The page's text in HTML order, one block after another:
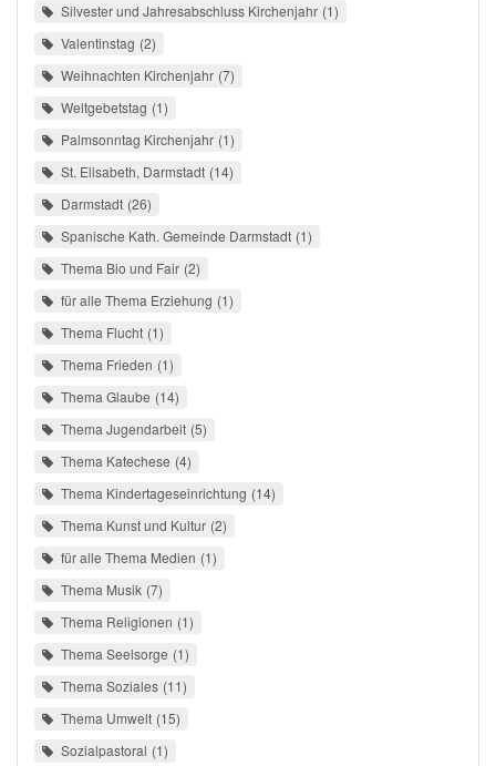
Silvester und Jahresabschluss Kirchenjahr 1
Valentinstag 2
Weihnachten Kirchenjahr 7
Weltgebetstag 1
Palmsonntag Kirchenjahr 1
St. Elisabeth, Darmstadt 14
Darmstadt 26
Spanische Kath. Gemeinde Darmstadt 1
Thema Bio und Fair 2
für alle Thema Erziehung 1
Thema Flucht 1
Thema Frieden 1
Thema Glaube 14
Thema Jugendarbeit 5
Thema Katechese 4
Thema Kindertageseinrichtung 14
Thema Kunst und Kultur 2
für alle Thema Medien 1
Thema Musik 7
Thema Religionen 1
Thema Seelsorge 1
Thema Soziales 11
Thema Umwelt 15
Sozialpastoral 1